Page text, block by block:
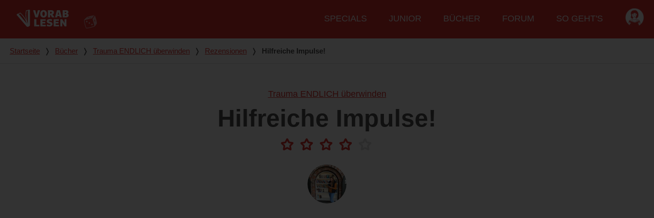
Hauptmenü
SPECIALS JUNIOR BÜCHER FORUM SO GEHT'S
Du bist hier
Startseite ❭ Bücher ❭ Trauma ENDLICH überwinden ❭ Rezensionen ❭ Hilfreiche Impulse!
Trauma ENDLICH überwinden
Hilfreiche Impulse!